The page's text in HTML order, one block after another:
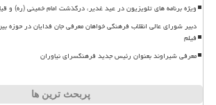
ویژه برنامه های تلویزیون در عید غدیر، درگذشت امام خمینی (ره) و قیام ۱۵
دبیر شورای عالی انقلاب فرهنگی خواهان معرفی جان فدایان در حوزه
فیلم
معرفی شیراوند بعنوان رئیس جدید فرهنگسرای نیاوران
پربحث ترین ها